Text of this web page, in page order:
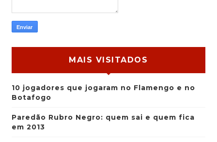
MAIS VISITADOS
10 jogadores que jogaram no Flamengo e no
Botafogo
Paredão Rubro Negro: quem sai e quem fica
em 2013